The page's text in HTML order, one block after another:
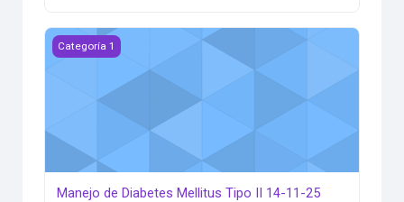
Manejo de Diabetes Mellitus Tipo II 14-11-25
Categoría 1
Manejo de Diabetes Mellitus Tipo II 14-11-25